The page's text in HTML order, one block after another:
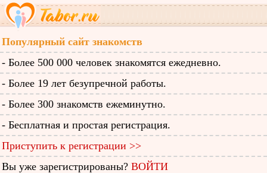
Популярный сайт знакомств
- Более 500 000 человек знакомятся ежедневно.
- Более 19 лет безупречной работы.
- Более 300 знакомств ежеминутно.
- Бесплатная и простая регистрация.
Приступить к регистрации >>
Вы уже зарегистрированы? ВОЙТИ